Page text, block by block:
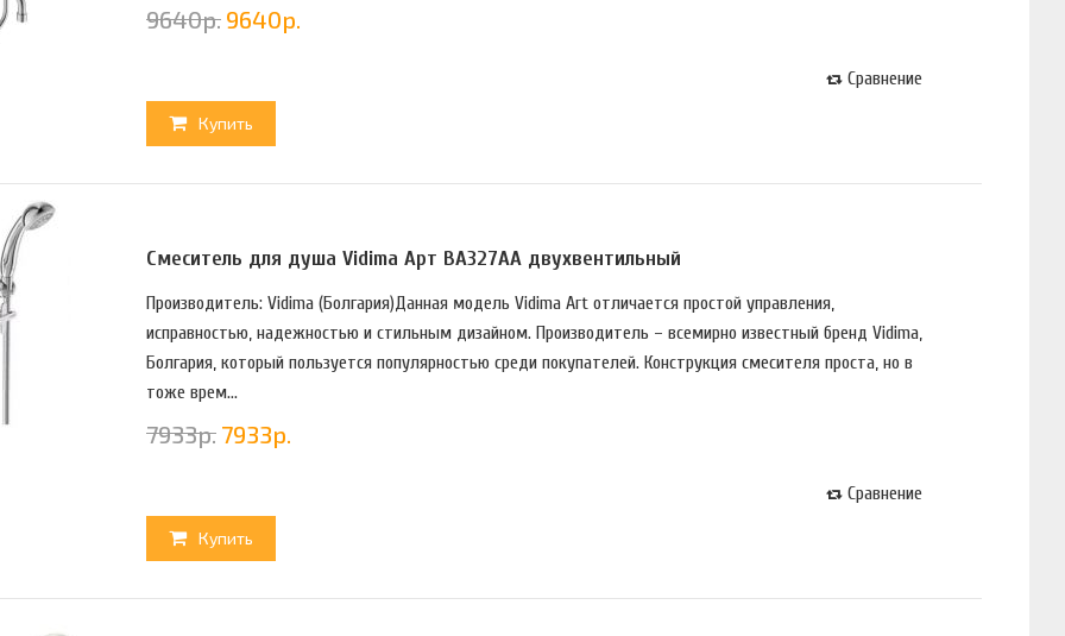
9640р. 9640р.
Купить
Сравнение
Смеситель для душа Vidima Арт BA327AA двухвентильный
Производитель: Vidima (Болгария)Данная модель Vidima Art отличается простой управления,
исправностью, надежностью и стильным дизайном. Производитель – всемирно известный бренд Vidima,
Болгария, который пользуется популярностью среди покупателей. Конструкция смесителя проста, но в
тоже врем...
7933р. 7933р.
Купить
Сравнение